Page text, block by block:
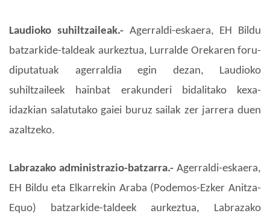
Laudioko suhiltzaileak.- Agerraldi-eskaera, EH Bildu
batzarkide-taldeak aurkeztua, Lurralde Orekaren foru-
diputatuak agerraldia egin dezan, Laudioko
suhiltzaileek hainbat erakunderi bidalitako kexa-
idazkian salatutako gaiei buruz sailak zer jarrera duen
azaltzeko.
Labrazako administrazio-batzarra.- Agerraldi-eskaera,
EH Bildu eta Elkarrekin Araba (Podemos-Ezker Anitza-
Equo) batzarkide-taldeek aurkeztua, Labrazako